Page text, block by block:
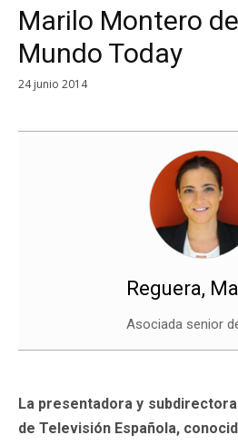
Marilo Montero
Mundo Today
24 junio 2014
Reguera,
Asociada senior
La presentadora y subdirectora
de Televisión Española,